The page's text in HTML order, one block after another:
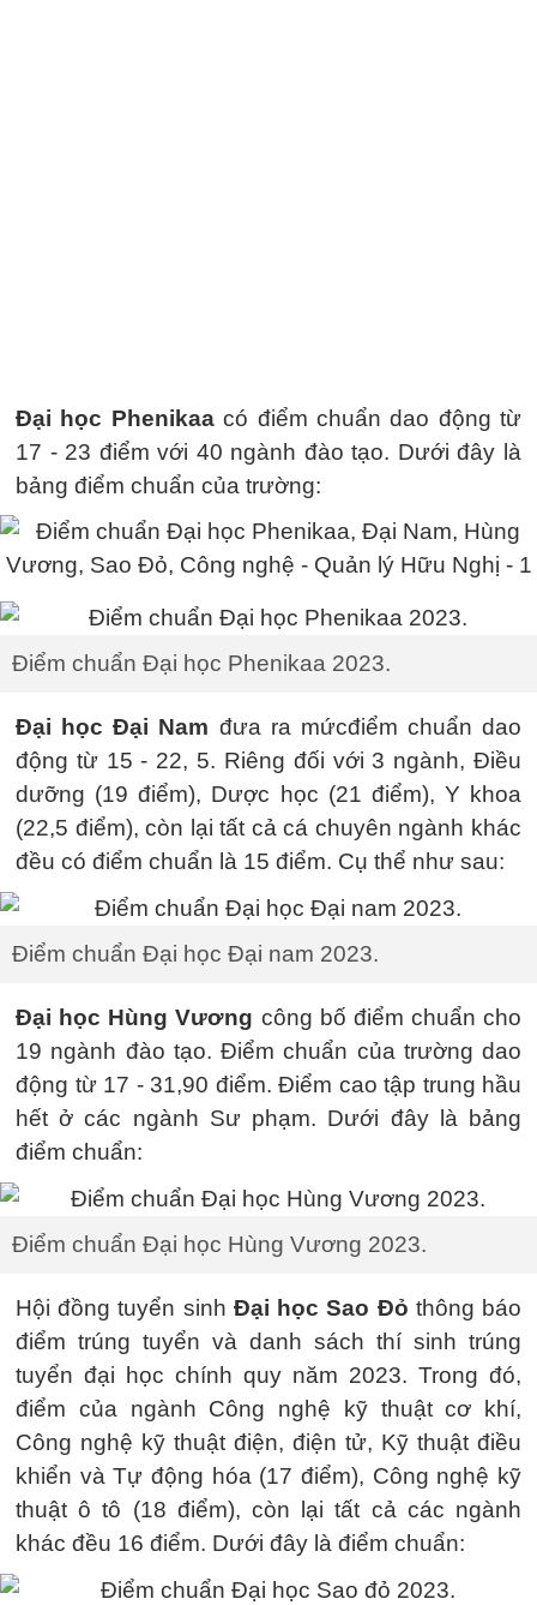
Đại học Phenikaacó điểm chuẩn dao động từ
17 - 23 điểm với 40 ngành đào tạo. Dưới đây là
bảng điểm chuẩn của trường:
Điểm chuẩn Đại học Phenikaa 2023.
Đại học Đại Nam đưa ra mứcđiểm chuẩn dao
động từ 15 - 22, 5. Riêng đối với 3 ngành, Điều
dưỡng (19 điểm), Dược học (21 điểm), Y khoa
(22,5 điểm), còn lại tất cả cá chuyên ngành khác
đều có điểm chuẩn là 15 điểm. Cụ thể như sau:
Điểm chuẩn Đại học Đại nam 2023.
Đại học Hùng Vương công bố điểm chuẩn cho
19 ngành đào tạo. Điểm chuẩn của trường dao
động từ 17 - 31,90 điểm. Điểm cao tập trung hầu
hết ở các ngành Sư phạm. Dưới đây là bảng
điểm chuẩn:
Điểm chuẩn Đại học Hùng Vương 2023.
Hội đồng tuyển sinh Đại học Sao Đỏ thông báo
điểm trúng tuyển và danh sách thí sinh trúng
tuyển đại học chính quy năm 2023. Trong đó,
điểm của ngành Công nghệ kỹ thuật cơ khí,
Công nghệ kỹ thuật điện, điện tử, Kỹ thuật điều
khiển và Tự động hóa (17 điểm), Công nghệ kỹ
thuật ô tô (18 điểm), còn lại tất cả các ngành
khác đều 16 điểm. Dưới đây là điểm chuẩn: